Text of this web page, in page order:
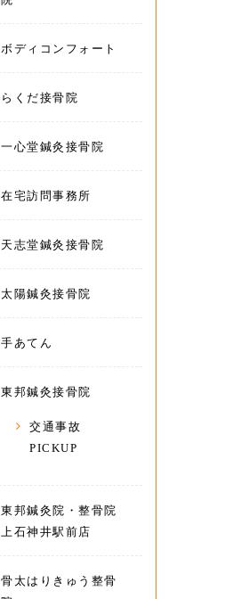
ボディコンフォート
らくだ接骨院
一心堂鍼灸接骨院
在宅訪問事務所
天志堂鍼灸接骨院
太陽鍼灸接骨院
手あてん
東邦鍼灸接骨院
交通事故
PICKUP
東邦鍼灸院・整骨院
上石神井駅前店
骨太はりきゅう整骨